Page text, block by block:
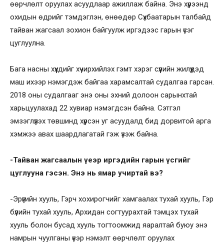
өөрчлөлт оруулах асуудлаар ажиллаж байна. Энэ хүрээнд
охидын өдрийг тэмдэглэн, өнөөдөр Сүхбаатарын талбайд
тайван жагсаал зохион байгуулж иргэдээс гарын үсэг
цуглуулна.
Бага насны хүүхдийг хүчирхийлэх гэмт хэрэг сүүлийн жилүүдэд
маш ихээр нэмэгдэж байгаа харамсалтай судалгаа гарсан.
2018 оны судалгааг энэ оны эхний долоон сарынхтай
харьцуулахад 22 хувиар нэмэгдсэн байна. Сэтгэл
эмзэглүүлэх төвшинд хүрсэн уг асуудалд бид дорвитой арга
хэмжээ авах шаардлагатай гэж үзэж байна.
-Тайван жагсаалын үеэр иргэдийн гарын үсгийг
цуглууна гэсэн. Энэ нь ямар учиртай вэ?
-Эрүүгийн хууль, Гэрч хохирогчийг хамгаалах тухай хууль, Гэр
бүлийн тухай хууль, Архидан согтуурахтай тэмцэх тухай
хууль болон бусад хууль тогтоомжид яаралтай буюу энэ
намрын чуулганы үеэр нэмэлт өөрчлөлт оруулах